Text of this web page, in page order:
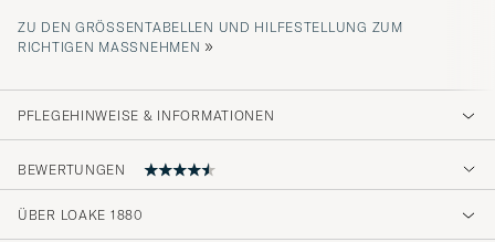
ZU DEN GRÖSSENTABELLEN UND HILFESTELLUNG ZUM R
ICHTIGEN MASSNEHMEN
»
PFLEGEHINWEISE & INFORMATIONEN
BEWERTUNGEN
ÜBER LOAKE 1880